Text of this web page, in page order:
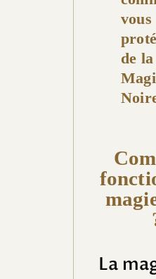
vous
de la
La